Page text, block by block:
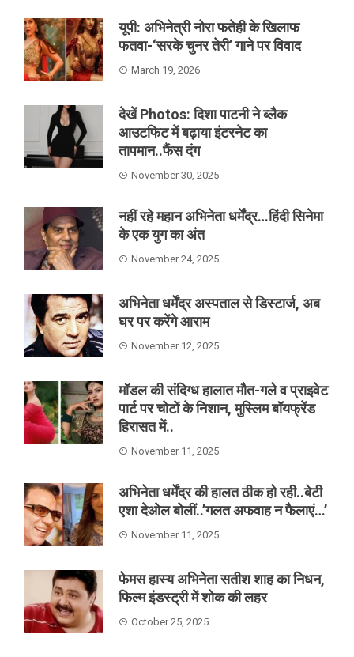
यूपी: अभिनेत्री नोरा फतेही के खिलाफ
फतवा-‘सरके चुनर तेरी’ गाने पर विवाद
March 19, 2026
देखें Photos: दिशा पाटनी ने ब्लैक
आउटफिट में बढ़ाया इंटरनेट का
तापमान..फैंस दंग
November 30, 2025
नहीं रहे महान अभिनेता धर्मेंद्र…हिंदी सिनेमा
के एक युग का अंत
November 24, 2025
अभिनेता धर्मेंद्र अस्पताल से डिस्टार्ज, अब
घर पर करेंगे आराम
November 12, 2025
मॉडल की संदिग्ध हालात मौत-गले व प्राइवेट
पार्ट पर चोटों के निशान, मुस्लिम बॉयफ्रेंड
हिरासत में..
November 11, 2025
अभिनेता धर्मेंद्र की हालत ठीक हो रही..बेटी
एशा देओल बोलीं..’गलत अफवाह न फैलाएं…’
November 11, 2025
फेमस हास्य अभिनेता सतीश शाह का निधन,
फिल्म इंडस्ट्री में शोक की लहर
October 25, 2025